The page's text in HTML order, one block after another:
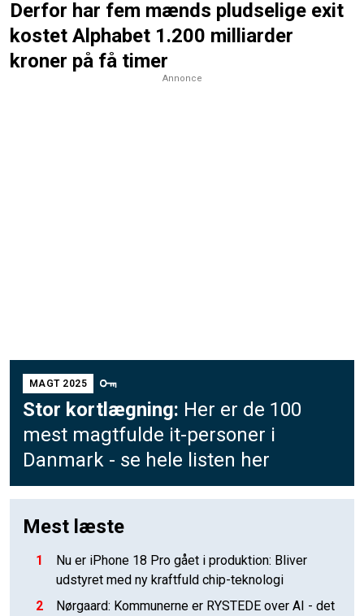
Derfor har fem mænds pludselige exit
kostet Alphabet 1.200 milliarder
kroner på få timer
Annonce
MAGT 2025
Stor kortlægning: Her er de 100
mest magtfulde it-personer i
Danmark - se hele listen her
Mest læste
1
Nu er iPhone 18 Pro gået i produktion: Bliver
udstyret med ny kraftfuld chip-teknologi
2
Nørgaard: Kommunerne er RYSTEDE over AI - det